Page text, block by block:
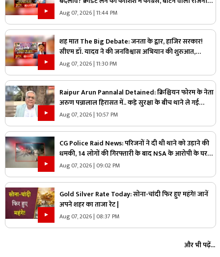
पर क्या है सरकार का जवाब?
Aug 07, 2026 | 11:44 PM
शह मात The Big Debate: जनता के द्वार, हाजिर सरकार!
सीएम डॉ. यादव ने की जनविश्वास अभियान की शुरुआत,
जनविश्वास मुहीम से क्या मजबूत होगी जमीनी पकड़
Aug 07, 2026 | 11:30 PM
Raipur Arun Pannalal Detained: क्रिश्चियन फोरम के नेता
अरुण पन्नालाल हिरासत में.. कड़े सुरक्षा के बीच थाने ले गई
पुलिस, जानें क्या है आरोप
Aug 07, 2026 | 10:57 PM
CG Police Raid News: परिजनों ने दी थी थाने को उड़ाने की
धमकी, 14 लोगों की गिरफ्तारी के बाद NSA के आरोपी के घर
पुलिस ने मारा छापा, जांच में मिली ये चौंकाने वाली चीज
Aug 07, 2026 | 09:02 PM
Gold Silver Rate Today: सोना-चांदी फिर हुए महंगे! जानें
अपने शहर का ताजा रेट |
Aug 07, 2026 | 08:37 PM
और भी पढ़ें...